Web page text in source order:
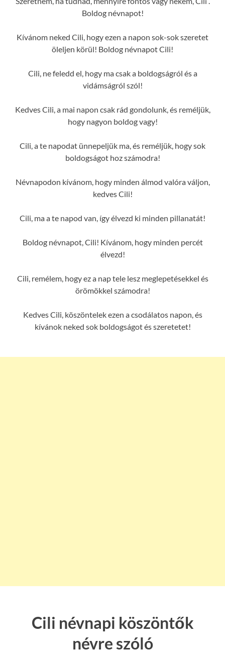
Boldog névnapot!
Kívánom neked Cili, hogy ezen a napon sok-sok szeretet
öleljen körül! Boldog névnapot Cili!
Cili, ne feledd el, hogy ma csak a boldogságról és a
vidámságról szól!
Kedves Cili, a mai napon csak rád gondolunk, és reméljük,
hogy nagyon boldog vagy!
Cili, a te napodat ünnepeljük ma, és reméljük, hogy sok
boldogságot hoz számodra!
Névnapodon kívánom, hogy minden álmod valóra váljon,
kedves Cili!
Cili, ma a te napod van, így élvezd ki minden pillanatát!
Boldog névnapot, Cili! Kívánom, hogy minden percét
élvezd!
Cili, remélem, hogy ez a nap tele lesz meglepetésekkel és
örömökkel számodra!
Kedves Cili, köszöntelek ezen a csodálatos napon, és
kívánok neked sok boldogságot és szeretetet!
Cili névnapi köszöntők
névre szóló